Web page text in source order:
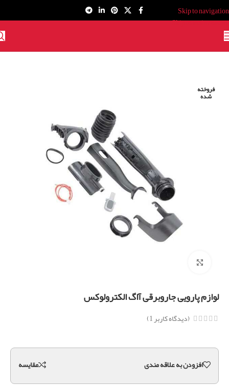
Skip to navigation
Skip to main content
فروخته
شده
لوازم پارویی جاروبرقی آاگ الکترولوکس
(دیدگاه کاربر1
)
افزودن به علاقه مندی مقايسه